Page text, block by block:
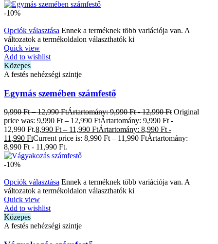
-10%
Opciók választása Ennek a terméknek több variációja van. A
változatok a termékoldalon választhatók ki
Quick view
Add to wishlist
Közepes
A festés nehézségi szintje
Egymás szemében számfestő
9,990Ft – 12,990FtÁrtartomány: 9,990 Ft - 12,990 Ft Original
price was: 9,990 Ft – 12,990 FtÁrtartomány: 9,990 Ft -
12,990 Ft.8,990 Ft – 11,990 FtÁrtartomány: 8,990 Ft -
11,990 FtCurrent price is: 8,990 Ft – 11,990 FtÁrtartomány:
8,990 Ft - 11,990 Ft.
-10%
Opciók választása Ennek a terméknek több variációja van. A
változatok a termékoldalon választhatók ki
Quick view
Add to wishlist
Közepes
A festés nehézségi szintje